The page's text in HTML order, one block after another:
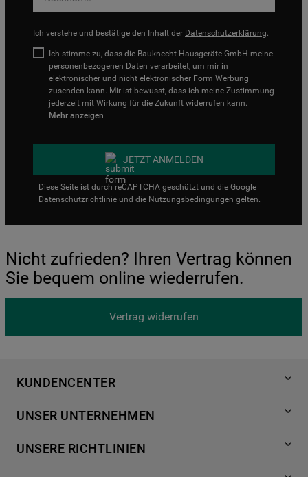
Ich verstehe und bestätige den Inhalt der Datenschutzerklärung.
Ich stimme zu, dass die Bauknecht Hausgeräte GmbH meine
personenbezogenen Daten verarbeitet, um mir in
elektronischer und nicht elektronischer Form Werbung
zusenden kann. Mir ist bewusst, dass ich meine Zustimmung
jederzeit mit Wirkung für die Zukunft widerrufen kann.
Mehr anzeigen
JETZT ANMELDEN
Diese Seite ist durch reCAPTCHA geschützt und die Google
Datenschutzrichtlinie und die Nutzungsbedingungen gelten.
Nicht zufrieden? Ihren Vertrag können
Sie bequem online wiederrufen.
Vertrag widerrufen
KUNDENCENTER
Händlersuche
Häufige Fragen
UNSER UNTERNEHMEN
Für Händler
UNSERE RICHTLINIEN